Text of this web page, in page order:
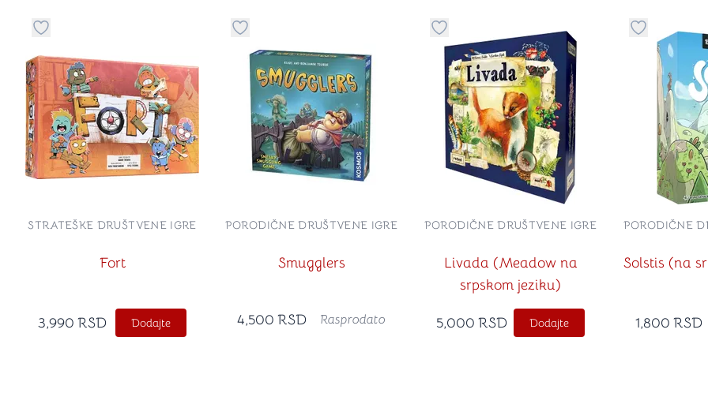
Dugme za dodavanje stvari u kategoriju omiljeno
Fort
STRATEŠKE DRUŠTVENE IGRE
3,990 RSD Dodajte
Dugme za dodavanje stvari u kategoriju omiljeno
Smugglers
PORODIČNE DRUŠTVENE IGRE
4,500 RSD Rasprodato
Dugme za dodavanje stvari u kategoriju
Livada (Meadow na
srpskom jeziku)
PORODIČNE DRUŠTVENE IGRE
5,000 RSD Dodajte
Dugme za
Solstis (na
PORODIČNE
1,800 RSD